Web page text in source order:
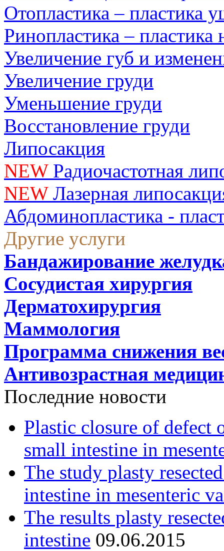
Отопластика – пластика
Ринопластика – пластика
Увеличение губ и
Увеличение груди
Уменьшение груди
Восстановление груди
Липосакция
NEWРадиочастотная
NEWЛазерная
Абдоминопластика -
Другие услуги
Бандажирование
Сосудистая хирургия
Дерматохирургия
Маммология
Программа снижения
Антивозрастная
Последние новости
Plastic closure of defect
small intestine in
The study plasty
intestine in mesenteric
The results plasty
intestine 09.06.2015